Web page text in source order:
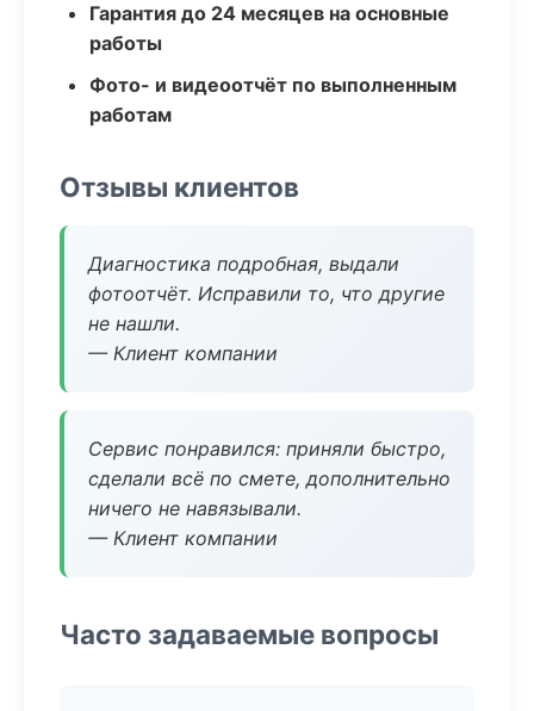
Гарантия до 24 месяцев на основные
работы
Фото- и видеоотчёт по выполненным
работам
Отзывы клиентов
Диагностика подробная, выдали
фотоотчёт. Исправили то, что другие
не нашли.
— Клиент компании
Сервис понравился: приняли быстро,
сделали всё по смете, дополнительно
ничего не навязывали.
— Клиент компании
Часто задаваемые вопросы